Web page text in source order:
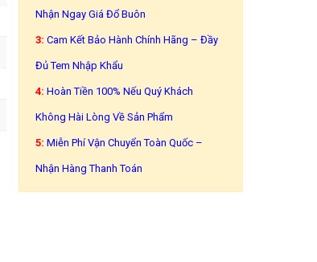
Nhận Ngay Giá Đổ Buôn
3: Cam Kết Bảo Hành Chính Hãng – Đầy
Đủ Tem Nhập Khẩu
4:Hoàn Tiền 100% Nếu Quý Khách
Không Hài Lòng Về Sản Phẩm
5: Miễn Phí Vận Chuyển Toàn Quốc –
Nhận Hàng Thanh Toán